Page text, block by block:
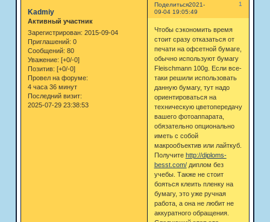
Поделиться 1
2021-
09-04 19:05:49
Kadmiy
Активный участник
Зарегистрирован: 2015-09-04
Приглашений: 0
Сообщений: 80
Уважение: [+0/-0]
Позитив: [+0/-0]
Провел на форуме:
4 часа 36 минут
Последний визит:
2025-07-29 23:38:53
Чтобы сэкономить время
стоит сразу отказаться от
печати на офсетной бумаге,
обычно используют бумагу
Fleischmann 100g. Если все-
таки решили использовать
данную бумагу, тут надо
ориентироваться на
техническую цветопередачу
вашего фотоаппарата,
обязательно опционально
иметь с собой
макрообъектив или лайткуб.
Получите http://diploms-
besst.com/диплом без
учебы. Также не стоит
бояться клеить пленку на
бумагу, это уже ручная
работа, а она не любит не
аккуратного обращения.